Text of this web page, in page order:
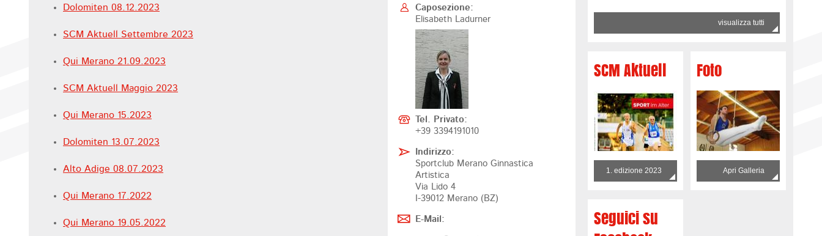
Caposezione:
Elisabeth Ladurner
Tel. Privato:
+39 3394191010
Indirizzo:
Sportclub Merano Ginnastica
Artistica
Via Lido 4
I-39012 Merano (BZ)
E-Mail:
Dolomiten 08.12.2023
SCM Aktuell Settembre 2023
Qui Merano 21.09.2023
SCM Aktuell Maggio 2023
Qui Merano 15.2023
Dolomiten 13.07.2023
Alto Adige 08.07.2023
Qui Merano 17.2022
Qui Merano 19.05.2022
visualizza tutti
SCM Aktuell
1. edizione 2023
Foto
Apri Galleria
Seguici su